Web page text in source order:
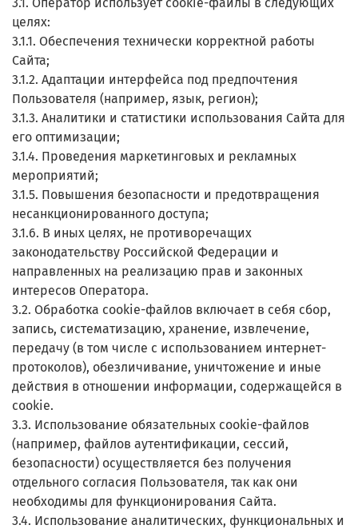
целях:
3.1.1. Обеспечения технически корректной работы
Сайта;
3.1.2. Адаптации интерфейса под предпочтения
Пользователя (например, язык, регион);
3.1.3. Аналитики и статистики использования Сайта для
его оптимизации;
3.1.4. Проведения маркетинговых и рекламных
мероприятий;
3.1.5. Повышения безопасности и предотвращения
несанкционированного доступа;
3.1.6. В иных целях, не противоречащих
законодательству Российской Федерации и
направленных на реализацию прав и законных
интересов Оператора.
3.2. Обработка cookie-файлов включает в себя сбор,
запись, систематизацию, хранение, извлечение,
передачу (в том числе с использованием интернет-
протоколов), обезличивание, уничтожение и иные
действия в отношении информации, содержащейся в
cookie.
3.3. Использование обязательных cookie-файлов
(например, файлов аутентификации, сессий,
безопасности) осуществляется без получения
отдельного согласия Пользователя, так как они
необходимы для функционирования Сайта.
3.4. Использование аналитических, функциональных и